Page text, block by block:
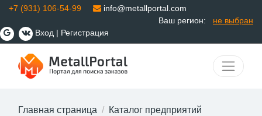
+7 (931) 106-54-99
info@metallportal.com
Ваш регион:
не выбран
Вход | Регистрация
Главная страница Каталог предприятий